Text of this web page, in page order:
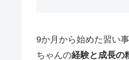
9か月から始めた習い
ちゃんの経験と成長の